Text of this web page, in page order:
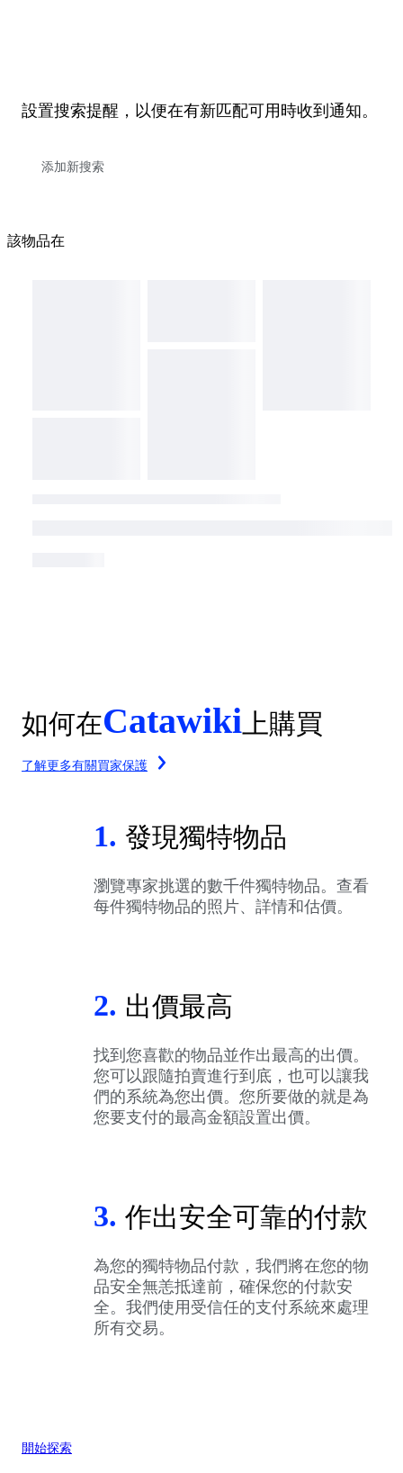
設置搜索提醒，以便在有新匹配可用時收到通知。
該物品在
如何在Catawiki 上購買
了解更多有關買家保護
1. 發現獨特物品
瀏覽專家挑選的數千件獨特物品。查看
每件獨特物品的照片、詳情和估價。
2. 出價最高
找到您喜歡的物品並作出最高的出價。
您可以跟隨拍賣進行到底，也可以讓我
們的系統為您出價。您所要做的就是為
您要支付的最高金額設置出價。
3. 作出安全可靠的付款
為您的獨特物品付款，我們將在您的物
品安全無恙抵達前，確保您的付款安
全。我們使用受信任的支付系統來處理
所有交易。
開始探索